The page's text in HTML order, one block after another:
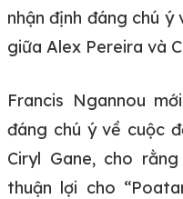
nhận định đáng chú
giữa Alex Pereira và
Francis Ngannou
đáng chú ý về cuộc
Ciryl Gane, cho
thuận lợi cho